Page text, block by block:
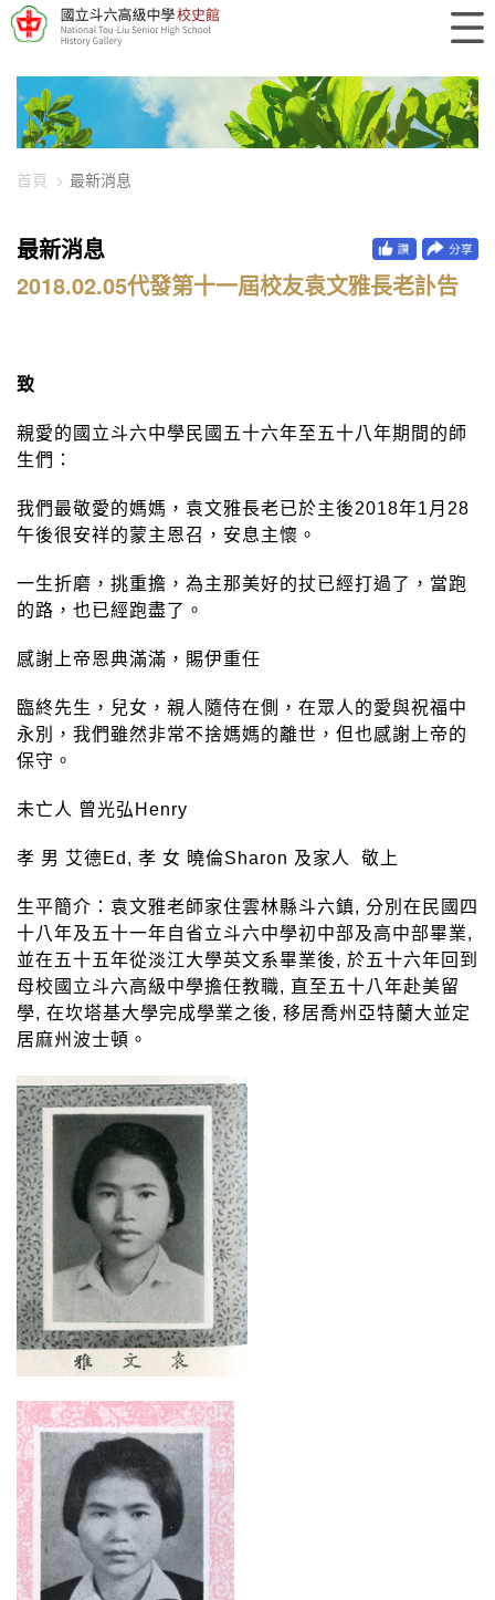
448-2265
首頁 最新消息
最新消息
2018.02.05代發第十一屆校友袁文雅長老訃告
致
親愛的國立斗六中學民國五十六年至五十八年期間的師
生們：
我們最敬愛的媽媽，袁文雅長老已於主後2018年1月28
午後很安祥的蒙主恩召，安息主懷。
一生折磨，挑重擔，為主那美好的扙已經打過了，當跑
的路，也已經跑盡了。
感謝上帝恩典滿滿，賜伊重任
臨終先生，兒女，親人隨侍在側，在眾人的愛與祝福中
永別，我們雖然非常不捨媽媽的離世，但也感謝上帝的
保守。
未亡人 曾光弘Henry
孝 男 艾德Ed, 孝 女 曉倫Sharon 及家人 敬上
生平簡介：袁文雅老師家住雲林縣斗六鎮, 分別在民國四
十八年及五十一年自省立斗六中學初中部及高中部畢業,
並在五十五年從淡江大學英文系畢業後, 於五十六年回到
母校國立斗六高級中學擔任教職, 直至五十八年赴美留
學, 在坎塔基大學完成學業之後, 移居喬州亞特蘭大並定
居麻州波士頓。